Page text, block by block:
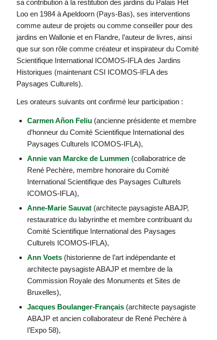
sa contribution à la restitution des jardins du Palais Het
Loo en 1984 à Apeldoorn (Pays-Bas), ses interventions
comme auteur de projets ou comme conseiller pour des
jardins en Wallonie et en Flandre, l’auteur de livres, ainsi
que sur son rôle comme créateur et inspirateur du Comité
Scientifique International ICOMOS-IFLA des Jardins
Historiques (maintenant CSI ICOMOS-IFLA des
Paysages Culturels).
Les orateurs suivants ont confirmé leur participation :
Carmen Añon Feliu (ancienne présidente et membre
d’honneur du Comité Scientifique International des
Paysages Culturels ICOMOS-IFLA),
Annie van Marcke de Lummen (collaboratrice de
René Pechère, membre honoraire du Comité
International Scientifique des Paysages Culturels
ICOMOS-IFLA),
Anne-Marie Sauvat (architecte paysagiste ABAJP,
restauratrice du labyrinthe et membre contribuant du
Comité Scientifique International des Paysages
Culturels ICOMOS-IFLA),
Ann Voets (historienne de l’art indépendante et
architecte paysagiste ABAJP et membre de la
Commission Royale des Monuments et Sites de
Bruxelles),
Jacques Boulanger-Français (architecte paysagiste
ABAJP et ancien collaborateur de René Pechère à
l’Expo 58),